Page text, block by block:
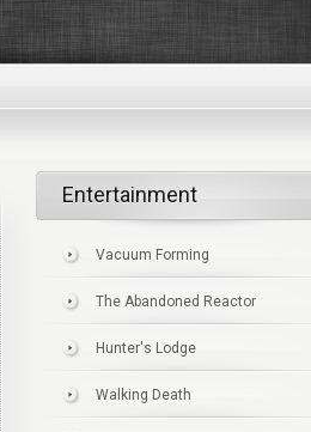
Entertainment
Vacuum Forming
The Abandoned Reactor
Hunter's Lodge
Walking Death